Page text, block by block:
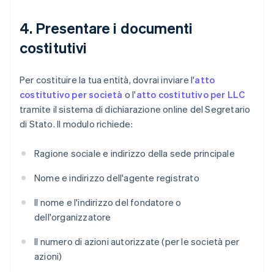
4. Presentare i documenti
costitutivi
Per costituire la tua entità, dovrai inviare l'atto
costitutivo per società o l'atto costitutivo per LLC
tramite il sistema di dichiarazione online del Segretario
di Stato. Il modulo richiede:
Ragione sociale e indirizzo della sede principale
Nome e indirizzo dell'agente registrato
Il nome e l'indirizzo del fondatore o
dell'organizzatore
Il numero di azioni autorizzate (per le società per
azioni)